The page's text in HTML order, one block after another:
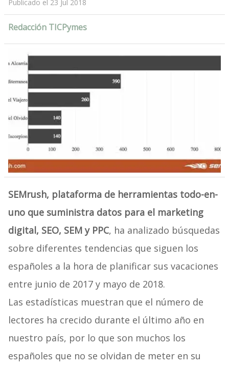
Publicado el 23 Jul 2018
Redacción TICPymes
SEMrush, plataforma de herramientas todo-en-
uno que suministra datos para el marketing
digital, SEO, SEM y PPC, ha analizado búsquedas
sobre diferentes tendencias que siguen los
españoles a la hora de planificar sus vacaciones
entre junio de 2017 y mayo de 2018.
Las estadísticas muestran que el número de
lectores ha crecido durante el último año en
nuestro país, por lo que son muchos los
españoles que no se olvidan de meter en su